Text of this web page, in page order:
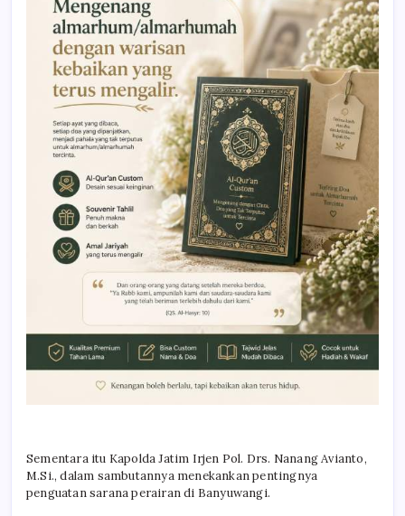
Sementara itu Kapolda Jatim Irjen Pol. Drs. Nanang Avianto,
M.Si., dalam sambutannya menekankan pentingnya
penguatan sarana perairan di Banyuwangi.